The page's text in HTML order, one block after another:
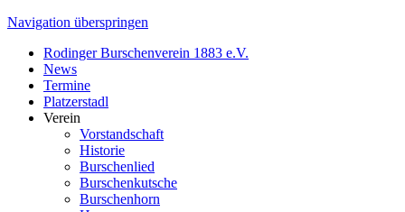
Navigation überspringen
Rodinger Burschenverein 1883 e.V.
News
Termine
Platzerstadl
Verein
Vorstandschaft
Historie
Burschenlied
Burschenkutsche
Burschenhorn